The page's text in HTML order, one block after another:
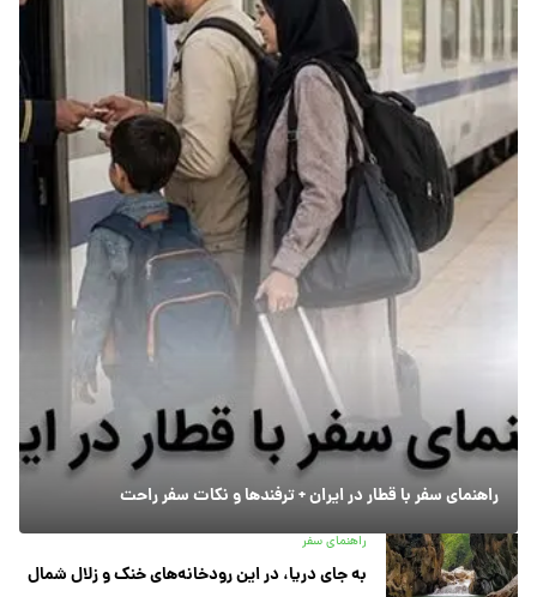
راهنمای سفر با قطار در ایران + ترفندها و نکات سفر راحت
راهنمای سفر
به جای دریا، در این رودخانه‌های خنک و زلال شمال